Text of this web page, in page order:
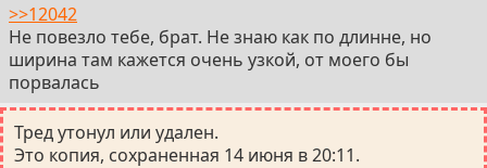
>>12042
Не повезло тебе, брат. Не знаю как по длинне, но
ширина там кажется очень узкой, от моего бы
порвалась
Тред утонул или удален.
Это копия, сохраненная 14 июня в 20:11.